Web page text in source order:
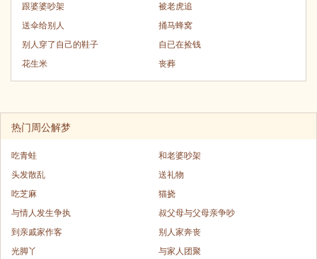
跟婆婆吵架
被老虎追
送伞给别人
捅马蜂窝
别人穿了自己的鞋子
自已在捡钱
花生米
丧葬
热门周公解梦
吃青蛙
和老婆吵架
头发散乱
送礼物
吃芝麻
猫挠
与情人发生争执
叔父母与父母亲争吵
到亲戚家作客
别人家奔丧
光脚丫
与家人团聚